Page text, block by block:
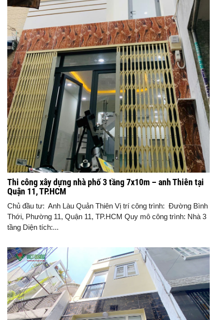
Thi công xây dựng nhà phố 3 tầng 7x10m – anh Thiên tại
Quận 11, TP.HCM
Chủ đầu tư: Anh Làu Quản Thiên Vị trí công trình: Đường Bình
Thới, Phường 11, Quận 11, TP.HCM Quy mô công trình: Nhà 3
tầng Diện tích:...